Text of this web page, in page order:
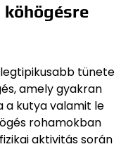
köhögésre
tünete
amely gyakran
a kutya valamit le
rohamokban
aktivitás során